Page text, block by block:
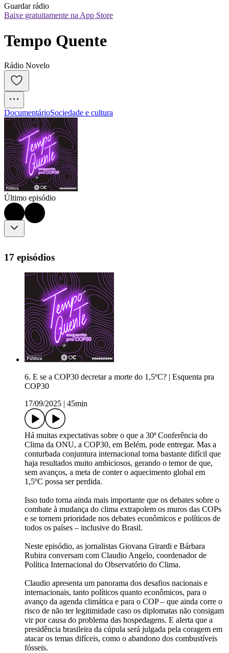
Guardar rádio
Baixe gratuitamente na App Store
Tempo Quente
Rádio Novelo
DocumentárioSociedade e cultura
Último episódio
17 episódios
6. E se a COP30 decretar a morte do 1,5ºC? | Esquenta pra
COP30
17/09/2025
45min
Há muitas expectativas sobre o que a 30ª Conferência do
Clima da ONU, a COP30, em Belém, pode entregar. Mas a
conturbada conjuntura internacional torna bastante difícil que
haja resultados muito ambiciosos, gerando o temor de que,
sem avanços, a meta de conter o aquecimento global em
1,5ºC possa ser perdida.
Isso tudo torna ainda mais importante que os debates sobre o
combate à mudança do clima extrapolem os muros das COPs
e se tornem prioridade nos debates econômicos e políticos de
todos os países – inclusive do Brasil.
Neste episódio, as jornalistas Giovana Girardi e Bárbara
Rubira conversam com Claudio Angelo, coordenador de
Política Internacional do Observatório do Clima.
Claudio apresenta um panorama dos desafios nacionais e
internacionais, tanto políticos quanto econômicos, para o
avanço da agenda climática e para o COP – que ainda corre o
risco de não ter legitimidade caso os diplomatas não consigam
vir por causa do problema das hospedagens. E alerta que a
presidência brasileira da cúpula será julgada pela coragem em
atacar os temas difíceis, como o abandono dos combustíveis
fósseis.